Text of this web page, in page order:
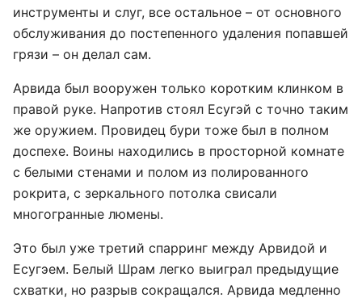
инструменты и слуг, все остальное – от основного
обслуживания до постепенного удаления попавшей
грязи – он делал сам.
Арвида был вооружен только коротким клинком в
правой руке. Напротив стоял Есугэй с точно таким
же оружием. Провидец бури тоже был в полном
доспехе. Воины находились в просторной комнате
с белыми стенами и полом из полированного
рокрита, с зеркального потолка свисали
многогранные люмены.
Это был уже третий спарринг между Арвидой и
Есугэем. Белый Шрам легко выиграл предыдущие
схватки, но разрыв сокращался. Арвида медленно